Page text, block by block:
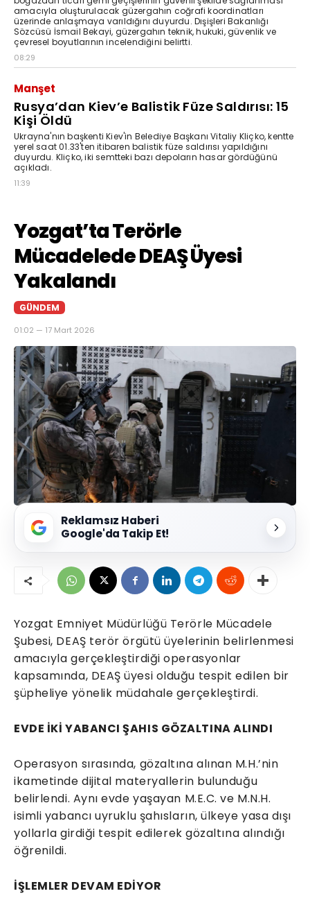
amacıyla oluşturulacak güzergahın coğrafi koordinatları
üzerinde anlaşmaya varıldığını duyurdu. Dışişleri Bakanlığı
Sözcüsü İsmail Bekayi, güzergahın teknik, hukuki, güvenlik ve
çevresel boyutlarının incelendiğini belirtti.
08:29
Manşet
Rusya’dan Kiev’e Balistik Füze Saldırısı: 15
Kişi Öldü
Ukrayna'nın başkenti Kiev'in Belediye Başkanı Vitaliy Kliçko, kentte
yerel saat 01.33'ten itibaren balistik füze saldırısı yapıldığını
duyurdu. Kliçko, iki semtteki bazı depoların hasar gördüğünü
açıkladı.
11:39